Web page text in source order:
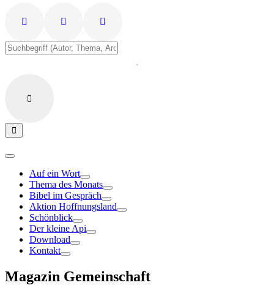
Auf ein Wort
Thema des Monats
Bibel im Gespräch
Aktion Hoffnungsland
Schönblick
Der kleine Api
Download
Kontakt
Magazin Gemeinschaft